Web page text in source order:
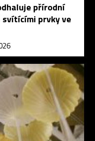
přírodní
prvky ve